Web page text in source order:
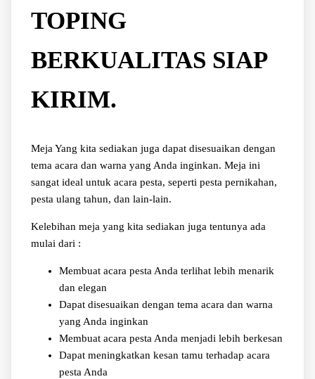
TOPING
BERKUALITAS SIAP
KIRIM.
Meja Yang kita sediakan juga dapat disesuaikan dengan
tema acara dan warna yang Anda inginkan. Meja ini
sangat ideal untuk acara pesta, seperti pesta pernikahan,
pesta ulang tahun, dan lain-lain.
Kelebihan meja yang kita sediakan juga tentunya ada
mulai dari :
Membuat acara pesta Anda terlihat lebih menarik
dan elegan
Dapat disesuaikan dengan tema acara dan warna
yang Anda inginkan
Membuat acara pesta Anda menjadi lebih berkesan
Dapat meningkatkan kesan tamu terhadap acara
pesta Anda